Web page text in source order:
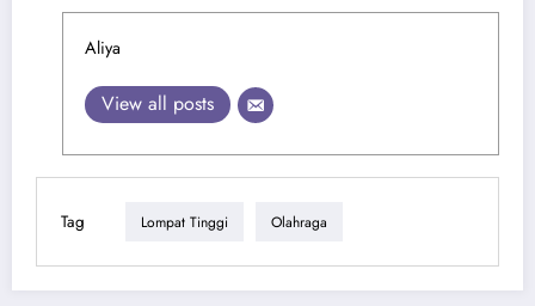
Aliya
View all posts
Tag Lompat Tinggi Olahraga